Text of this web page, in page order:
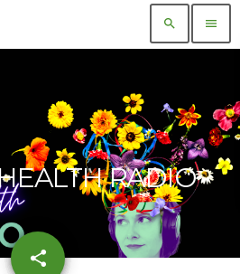
search menu
RADIO
share
email